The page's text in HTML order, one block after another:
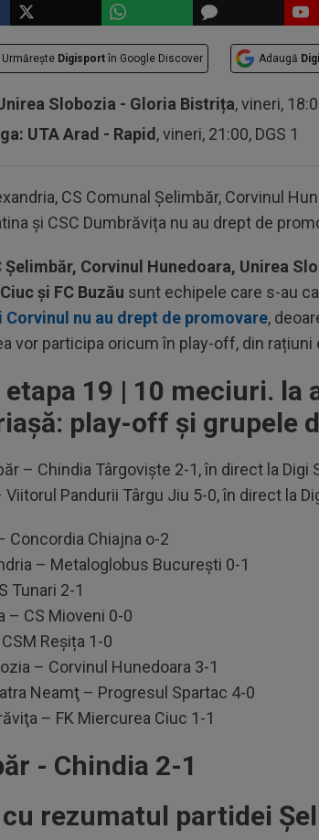
Urmărește Digisport în Google Discover Adaugă
Slobozia - Gloria Bistrița, vineri,
UTA Arad - Rapid , vineri, 21:00, DGS 1
CS Comunal Șelimbăr, Corvinul
și CSC Dumbrăvița nu au drept de
Șelimbăr, Corvinul Hunedoara, Unirea
și FC Buzău sunt echipele care s-au
Corvinul nu au drept de promovare,
vor participa oricum în play-off, din rațiuni
etapa 19 | 10 meciuri. la
play-off și grupele
– Chindia Târgovişte 2-1, în direct la Digi
Viitorul Pandurii Târgu Jiu 5-0, în direct la
Concordia Chiajna o-2
– Metaloglobus Bucureşti 0-1
Tunari 2-1
– CS Mioveni 0-0
Reșița 1-0
– Corvinul Hunedoara 3-1
Neamţ – Progresul Spartac 4-0
– FK Miercurea Ciuc 1-1
- Chindia 2-1
cu rezumatul partidei